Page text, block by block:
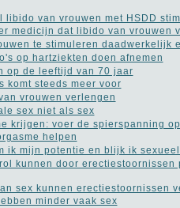
van vrouwen met HSDD
medicijn dat libido van vrouwen
te stimuleren daadwerkelijk
op hartziekten doen afnemen
op de leeftijd van 70 jaar
komt steeds meer voor
vrouwen verlengen
sex niet als sex
krijgen: voer de spierspanning op
helpen
ik mijn potentie en blijk ik
kunnen door erectiestoornissen
sex kunnen erectiestoornissen
minder vaak sex